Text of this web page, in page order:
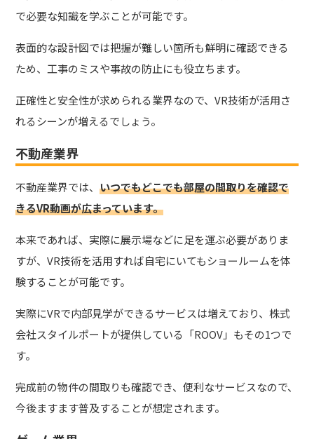
で必要な知識を学ぶことが可能です。
表面的な設計図では把握が難しい箇所も鮮明に確認できる
ため、工事のミスや事故の防止にも役立ちます。
正確性と安全性が求められる業界なので、VR技術が活用さ
れるシーンが増えるでしょう。
不動産業界
不動産業界では、いつでもどこでも部屋の間取りを確認で
きるVR動画が広まっています。
本来であれば、実際に展示場などに足を運ぶ必要がありま
すが、VR技術を活用すれば自宅にいてもショールームを体
験することが可能です。
実際にVRで内部見学ができるサービスは増えており、株式
会社スタイルポートが提供している「ROOV」もその1つで
す。
完成前の物件の間取りも確認でき、便利なサービスなので、
今後ますます普及することが想定されます。